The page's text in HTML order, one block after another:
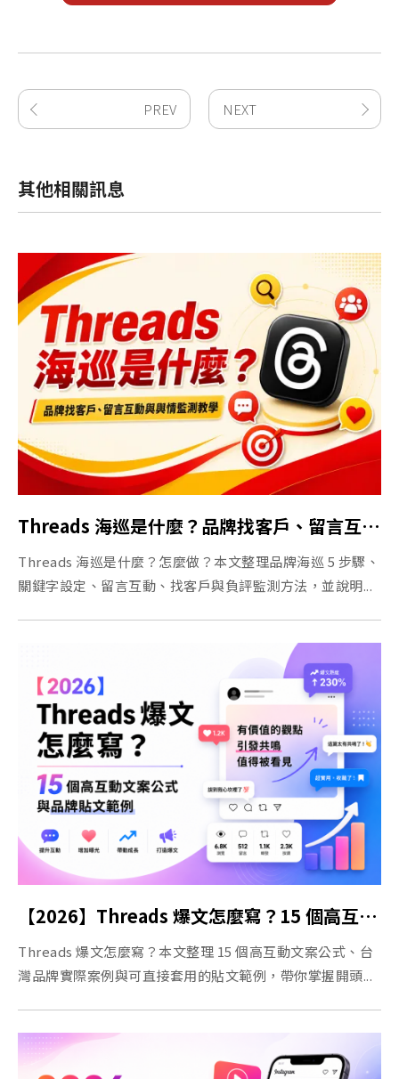
PREV NEXT
其他相關訊息
Threads 海巡是什麼？品牌找客戶、留言互動與輿情監測教學
Threads 海巡是什麼？怎麼做？本文整理品牌海巡 5 步驟、
關鍵字設定、留言互動、找客戶與負評監測方法，並說明...
【2026】Threads 爆文怎麼寫？15 個高互動文案公式與品牌貼文範例
Threads 爆文怎麼寫？本文整理 15 個高互動文案公式、台
灣品牌實際案例與可直接套用的貼文範例，帶你掌握開頭...